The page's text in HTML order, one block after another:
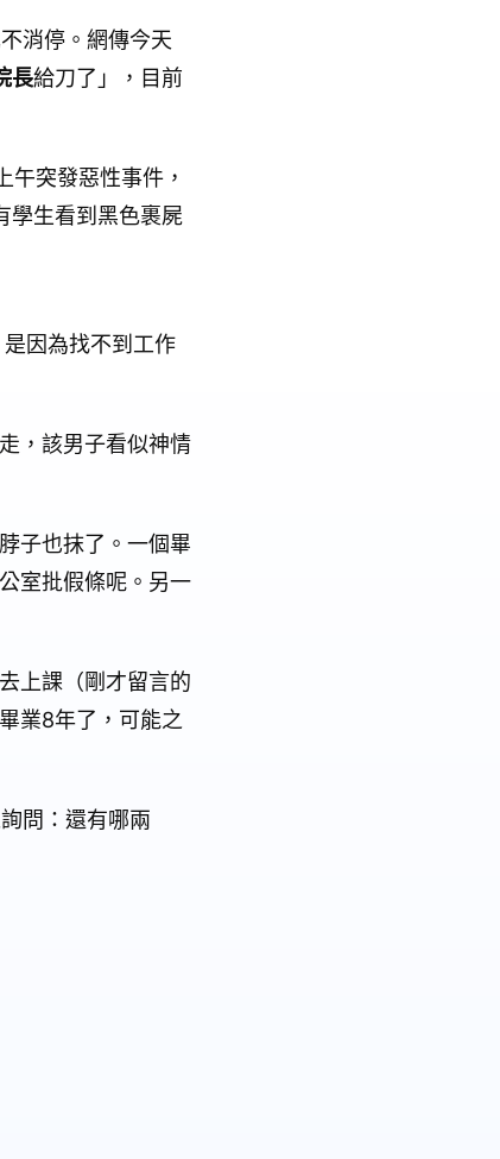
消停。網傳今天
長給刀了」，目前
突發惡性事件，
學生看到黑色裹屍
因為找不到工作
，該男子看似神情
子也抹了。一個畢
室批假條呢。另一
上課（剛才留言的
業8年了，可能之
問：還有哪兩